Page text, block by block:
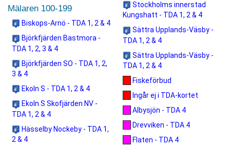
Mälaren 100-199
Biskops-Arnö - TDA 1, 2 & 4
Björkfjärden Bastmora -
TDA 1, 2, 3 & 4
Björkfjärden SO - TDA 1, 2,
3 & 4
Ekoln S - TDA 1, 2 & 4
Ekoln S Skofjärden NV -
TDA 1, 2 & 4
Hässelby Nockeby - TDA 1,
2 & 4
Stockholms innerstad
Kungshatt - TDA 1, 2 & 4
Sättra Upplands-Väsby -
TDA 1, 2 & 4
Sättra Upplands-Väsby -
TDA 1, 2 & 4
Fiskeförbud
Ingår ej i TDA-kortet
Albysjön - TDA 4
Drevviken - TDA 4
Flaten - TDA 4